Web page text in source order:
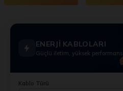
ENERJİ KABLOLARI
Güçlü iletim, yüksek performans
Kablo Türü